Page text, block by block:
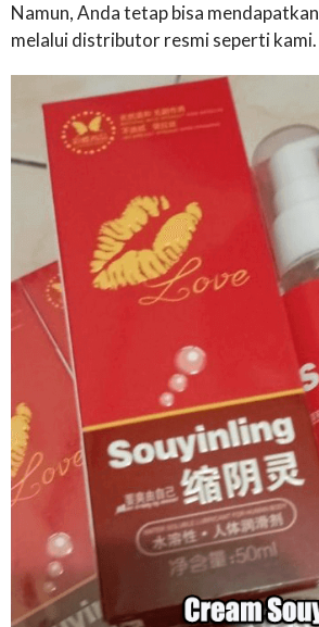
Namun, Anda tetap bisa mendapatkan
melalui distributor resmi seperti kami.